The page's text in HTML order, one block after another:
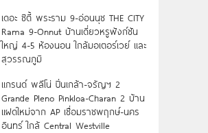
เดอะ ซิตี้ พระราม 9-อ่อนนุช THE CITY
Rama 9-Onnut บ้านเดี่ยวหรูฟังก์ชัน
ใหญ่ 4-5 ห้องนอน ใกล้มอเตอร์เวย์ และ
สุวรรณภูมิ
แกรนด์ พลีโน่ ปิ่นเกล้า-จรัญฯ 2
Grande Pleno Pinkloa-Charan 2 บ้าน
แฝดใหม่จาก AP เชื่อมราชพฤกษ์-นคร
อินทร์ ใกล้ Central Westville